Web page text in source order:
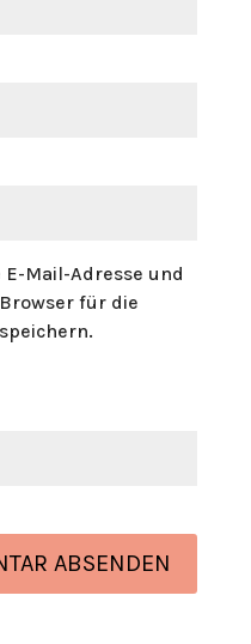
Mail-Adresse und
für die